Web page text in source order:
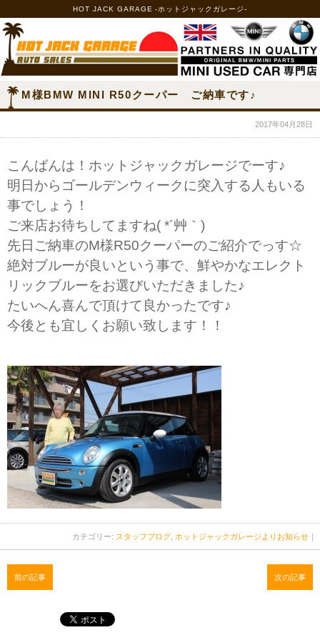
HOT JACK GARAGE -ホットジャックガレージ-
M様BMW MINI R50クーパー ご納車です♪
2017年04月28日
こんばんは！ホットジャックガレージでーす♪
明日からゴールデンウィークに突入する人もいる
事でしょう！
ご来店お待ちしてますね( *´艸｀)
先日ご納車のM様R50クーパーのご紹介でっす☆
絶対ブルーが良いという事で、鮮やかなエレクト
リックブルーをお選びいただきました♪
たいへん喜んで頂けて良かったです♪
今後とも宜しくお願い致します！！
カテゴリー: スタッフブログ ホットジャックガレージよりお知らせ ｜
前の記事 次の記事